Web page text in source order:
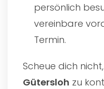
persönlich
vereinbare
Termin.
Scheue dich
Gütersloh zu